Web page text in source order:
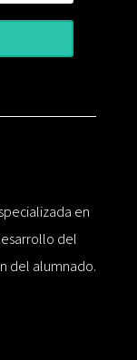
en
del
del alumnado.